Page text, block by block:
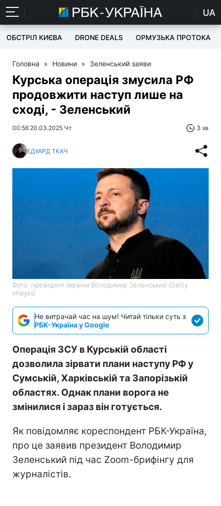
UA
ОБСТРІЛ КИЄВА DRONE DEALS ОРМУЗЬКА ПРОТОКА
Головна » Новини » Зеленський заяви
Курська операція змусила РФ
продовжити наступ лише на
сході, - Зеленський
00:56 20.03.2025 Чт 3 хв
ЕДУАРД ТКАЧ
Фото: президент України Володимир Зеленський (Getty
Images)
Не витрачай час на шум! Читай тільки суть з
РБК-Україна у Google
Операція ЗСУ в Курській області
дозволила зірвати плани наступу РФ у
Сумській, Харківській та Запорізькій
областях. Однак плани ворога не
змінилися і зараз він готується.
Як повідомляє кореспондент РБК-Україна,
про це заявив президент Володимир
Зеленський під час Zoom-брифінгу для
журналістів.